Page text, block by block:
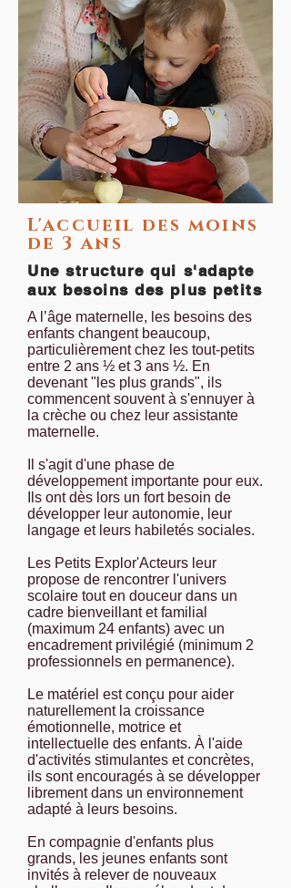
L'accueil des moins
de 3 ans
Une structure qui s'adapte
aux besoins des plus petits
A l’âge maternelle, les besoins des
enfants changent beaucoup,
particulièrement chez les tout-petits
entre 2 ans ½ et 3 ans ½. En
devenant "les plus grands", ils
commencent souvent à s'ennuyer à
la crèche ou chez leur assistante
maternelle.
Il s'agit d'une phase de
développement importante pour eux.
Ils ont dès lors un fort besoin de
développer leur autonomie, leur
langage et leurs habiletés sociales.
Les Petits Explor'Acteurs leur
propose de rencontrer l'univers
scolaire tout en douceur dans un
cadre bienveillant et familial
(maximum 24 enfants) avec un
encadrement privilégié (minimum 2
professionnels en permanence).
Le matériel est conçu pour aider
naturellement la croissance
émotionnelle, motrice et
intellectuelle des enfants. À l'aide
d'activités stimulantes et concrètes,
ils sont encouragés à se développer
librementdans un environnement
adapté à leurs besoins.
En compagnie d'enfants plus
grands, les jeunes enfants sont
invités à relever de nouveaux